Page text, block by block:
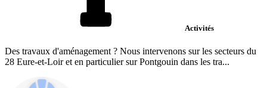
Activités
Des travaux d'aménagement ? Nous intervenons sur les secteurs du
28 Eure-et-Loir et en particulier sur Pontgouin dans les tra...